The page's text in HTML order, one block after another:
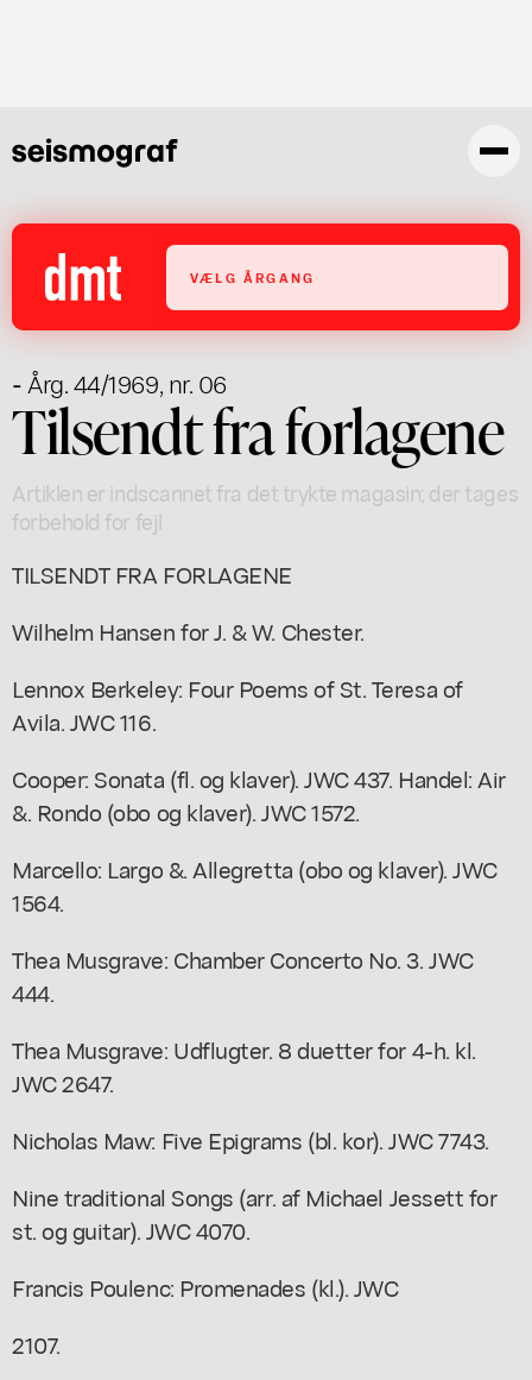
VÆLG ÅRGANG
- Årg. 44/1969, nr. 06
Tilsendt fra forlagene
Artiklen er indscannet fra det trykte magasin; der tages
forbehold for fejl
TILSENDT FRA FORLAGENE
Wilhelm Hansen for J. & W. Chester.
Lennox Berkeley: Four Poems of St. Teresa of
Avila. JWC 116.
Cooper: Sonata (fl. og klaver). JWC 437. Handel: Air
&. Rondo (obo og klaver). JWC 1572.
Marcello: Largo &. Allegretta (obo og klaver). JWC
1564.
Thea Musgrave: Chamber Concerto No. 3. JWC
444.
Thea Musgrave: Udflugter. 8 duetter for 4-h. kl.
JWC 2647.
Nicholas Maw: Five Epigrams (bl. kor). JWC 7743.
Nine traditional Songs (arr. af Michael Jessett for
st. og guitar). JWC 4070.
Francis Poulenc: Promenades (kl.). JWC
2107.